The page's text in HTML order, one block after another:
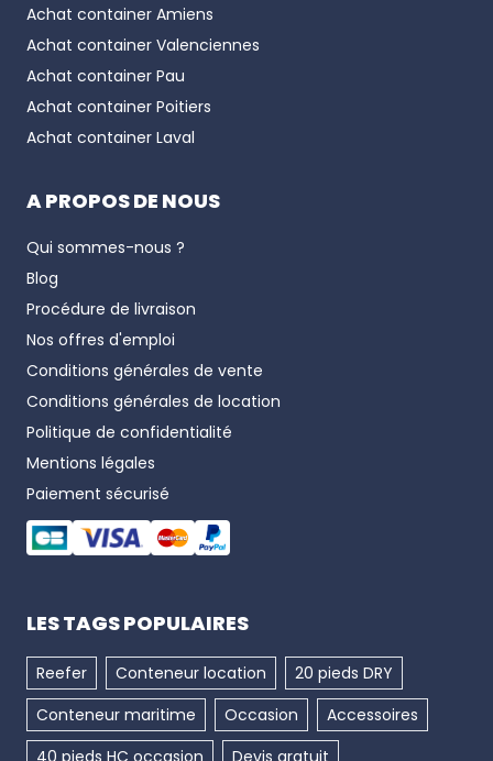
Achat container Amiens
Achat container Valenciennes
Achat container Pau
Achat container Poitiers
Achat container Laval
A PROPOS DE NOUS
Qui sommes-nous ?
Blog
Procédure de livraison
Nos offres d'emploi
Conditions générales de vente
Conditions générales de location
Politique de confidentialité
Mentions légales
Paiement sécurisé
LES TAGS POPULAIRES
Reefer Conteneur location
20 pieds DRY
Conteneur maritime
Occasion
Accessoires